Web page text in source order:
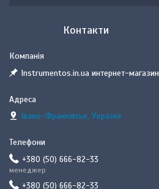
Контакти
Instrumentos.in.ua интернет-магазин
Івано-Франківськ, Україна
+380 (50) 666-82-33
менеджер
+380 (50) 666-82-33